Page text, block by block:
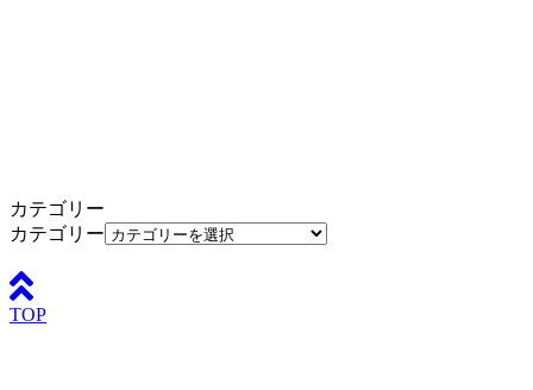
カテゴリー
カテゴリー
TOP